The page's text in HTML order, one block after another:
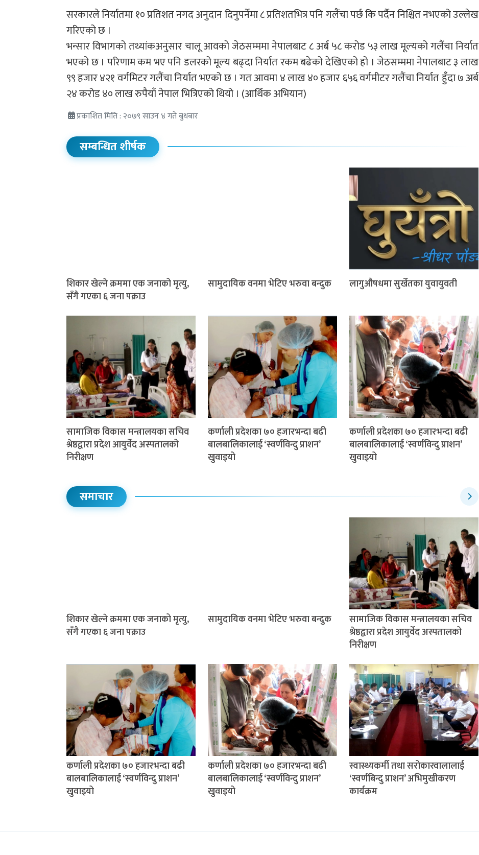
सरकारले निर्यातमा १० प्रतिशत नगद अनुदान दिनुपर्नेमा ८ प्रतिशतभित्र पनि गलैंचा पर्छ कि पर्दैन निश्चित नभएको उल्लेख
गरिएको छ ।
भन्सार विभागको तथ्यांकअनुसार चालू आवको जेठसम्ममा नेपालबाट ८ अर्ब ५८ करोड ५३ लाख मूल्यको गलैंचा निर्यात
भएको छ । परिणाम कम भए पनि डलरको मूल्य बढ्दा निर्यात रकम बढेको देखिएको हो । जेठसम्ममा नेपालबाट ३ लाख
९९ हजार ४२१ वर्गमिटर गलैंचा निर्यात भएको छ । गत आवमा ४ लाख ४० हजार ६५६ वर्गमीटर गलैंचा निर्यात हुँदा ७ अर्ब
२४ करोड ४० लाख रुपैयाँ नेपाल भित्रिएको थियो । (आर्थिक अभियान)
प्रकाशित मिति : २०७९ साउन ४ गते बुधबार
सम्बन्धित शीर्षक
शिकार खेल्ने क्रममा एक जनाको मृत्यु,
सँगै गएका ६ जना पक्राउ
सामुदायिक वनमा भेटिए भरुवा बन्दुक लागुऔषधमा सुर्खेतका युवायुवती
सामाजिक विकास मन्त्रालयका सचिव
श्रेष्ठद्वारा प्रदेश आयुर्वेद अस्पतालको
निरीक्षण
कर्णाली प्रदेशका ७० हजारभन्दा बढी
बालबालिकालाई ‘स्वर्णविन्दु प्राशन’
खुवाइयो
कर्णाली प्रदेशका ७० हजारभन्दा बढी
बालबालिकालाई ‘स्वर्णविन्दु प्राशन’
खुवाइयो
समाचार
शिकार खेल्ने क्रममा एक जनाको मृत्यु,
सँगै गएका ६ जना पक्राउ
सामुदायिक वनमा भेटिए भरुवा बन्दुक
सामाजिक विकास मन्त्रालयका सचिव
श्रेष्ठद्वारा प्रदेश आयुर्वेद अस्पतालको
निरीक्षण
कर्णाली प्रदेशका ७० हजारभन्दा बढी
बालबालिकालाई ‘स्वर्णविन्दु प्राशन’
खुवाइयो
कर्णाली प्रदेशका ७० हजारभन्दा बढी
बालबालिकालाई ‘स्वर्णविन्दु प्राशन’
खुवाइयो
स्वास्थ्यकर्मी तथा सरोकारवालालाई
‘स्वर्णबिन्दु प्राशन’ अभिमुखीकरण
कार्यक्रम